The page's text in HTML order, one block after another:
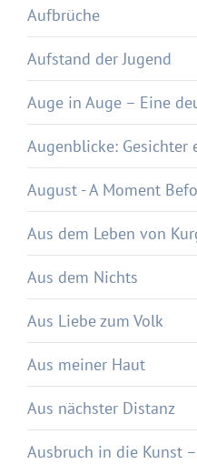
Aufbrüche
Aufstand der Jugend
Auge in Auge – Eine
Augenblicke: Gesichter
August - A Moment
Aus dem Leben von
Aus dem Nichts
Aus Liebe zum Volk
Aus meiner Haut
Aus nächster Distanz
Ausbruch in die Kunst